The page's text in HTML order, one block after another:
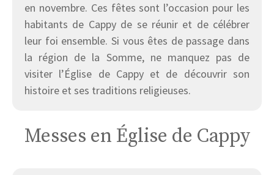
en novembre. Ces fêtes sont l’occasion pour les
habitants de Cappy de se réunir et de célébrer
leur foi ensemble. Si vous êtes de passage dans
la région de la Somme, ne manquez pas de
visiter l’Église de Cappy et de découvrir son
histoire et ses traditions religieuses.
Messes en Église de Cappy